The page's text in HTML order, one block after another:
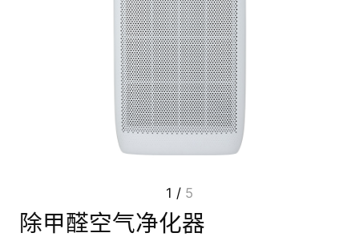
1 / 5
除甲醛空气净化器